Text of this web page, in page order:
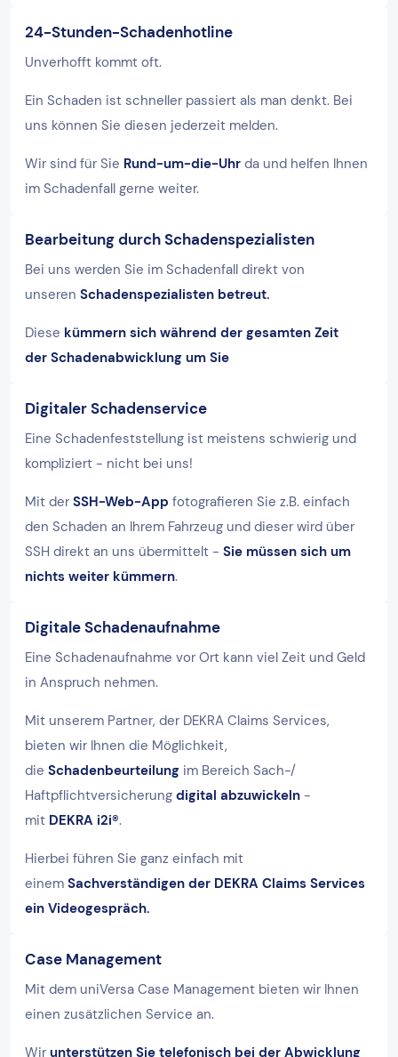
24-Stunden-Schadenhotline
Unverhofft kommt oft.
Ein Schaden ist schneller passiert als man denkt. Bei
uns können Sie diesen jederzeit melden.
Wir sind für Sie Rund-um-die-Uhr da und helfen Ihnen
im Schadenfall gerne weiter.
Bearbeitung durch Schadenspezialisten
Bei uns werden Sie im Schadenfall direkt von
unseren Schadenspezialisten betreut.
Diese kümmern sich während der gesamten Zeit
der Schadenabwicklung um Sie
Digitaler Schadenservice
Eine Schadenfeststellung ist meistens schwierig und
kompliziert - nicht bei uns!
Mit der SSH-Web-App fotografieren Sie z.B. einfach
den Schaden an Ihrem Fahrzeug und dieser wird über
SSH direkt an uns übermittelt - Sie müssen sich um
nichts weiter kümmern.
Digitale Schadenaufnahme
Eine Schadenaufnahme vor Ort kann viel Zeit und Geld
in Anspruch nehmen.
Mit unserem Partner, der DEKRA Claims Services,
bieten wir Ihnen die Möglichkeit,
die Schadenbeurteilung im Bereich Sach-/
Haftpflichtversicherung digital abzuwickeln -
mit DEKRA i2i®.
Hierbei führen Sie ganz einfach mit
einem Sachverständigen der DEKRA Claims Services
ein Videogespräch.
Case Management
Mit dem uniVersa Case Management bieten wir Ihnen
einen zusätzlichen Service an.
Wir unterstützen Sie telefonisch bei der Abwicklung